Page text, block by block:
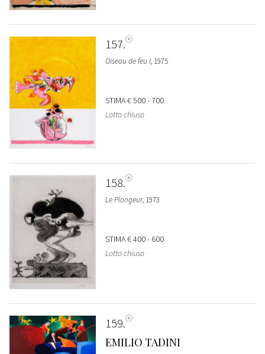
157
Oiseau de feu I, 1975
STIMA€ 500 - 700
Lotto chiuso
158
Le Plongeur, 1973
STIMA€ 400 - 600
Lotto chiuso
159
EMILIO TADINI